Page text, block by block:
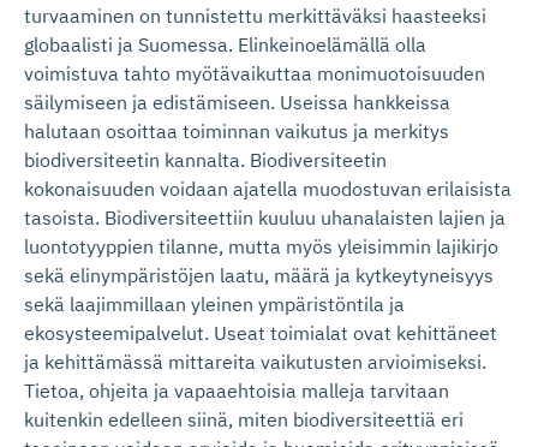
turvaaminen on tunnistettu merkittäväksi haasteeksi
globaalisti ja Suomessa. Elinkeinoelämällä olla
voimistuva tahto myötävaikuttaa monimuotoisuuden
säilymiseen ja edistämiseen. Useissa hankkeissa
halutaan osoittaa toiminnan vaikutus ja merkitys
biodiversiteetin kannalta. Biodiversiteetin
kokonaisuuden voidaan ajatella muodostuvan erilaisista
tasoista. Biodiversiteettiin kuuluu uhanalaisten lajien ja
luontotyyppien tilanne, mutta myös yleisimmin lajikirjo
sekä elinympäristöjen laatu, määrä ja kytkeytyneisyys
sekä laajimmillaan yleinen ympäristöntila ja
ekosysteemipalvelut. Useat toimialat ovat kehittäneet
ja kehittämässä mittareita vaikutusten arvioimiseksi.
Tietoa, ohjeita ja vapaaehtoisia malleja tarvitaan
kuitenkin edelleen siinä, miten biodiversiteettiä eri